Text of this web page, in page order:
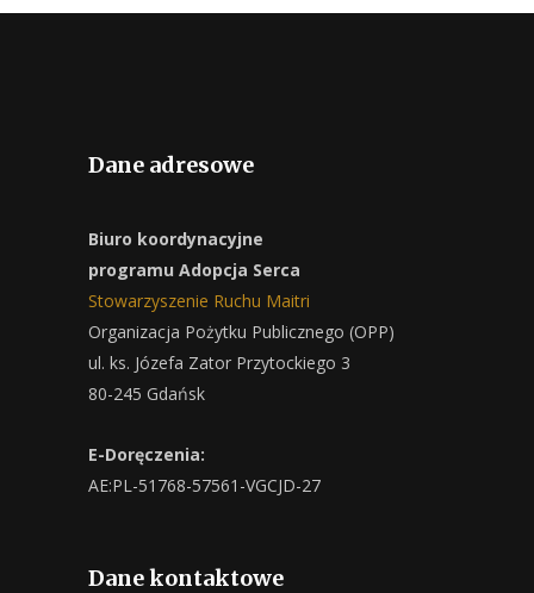
Dane adresowe
Biuro koordynacyjne
programu Adopcja Serca
Stowarzyszenie Ruchu Maitri
Organizacja Pożytku Publicznego (OPP)
ul. ks. Józefa Zator Przytockiego 3
80-245 Gdańsk
E-Doręczenia:
AE:PL-51768-57561-VGCJD-27
Dane kontaktowe